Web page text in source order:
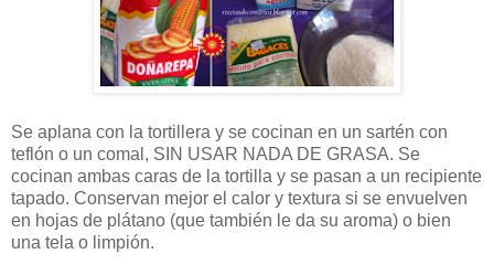
Se aplana con la tortillera y se cocinan en un sartén con
teflón o un comal, SIN USAR NADA DE GRASA. Se
cocinan ambas caras de la tortilla y se pasan a un recipiente
tapado. Conservan mejor el calor y textura si se envuelven
en hojas de plátano (que también le da su aroma) o bien
una tela o limpión.